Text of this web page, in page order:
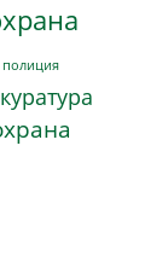
полиция